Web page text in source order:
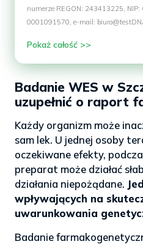
numerze REGON: 243413225,
0001091570, e-mail:
Pokaż całość >>
Badanie WES w
uzupełnić o raport
Każdy organizm może
sam lek. U jednej osoby
oczekiwane efekty,
preparat może działać
działania niepożądane.
wpływających na
uwarunkowania
Badanie